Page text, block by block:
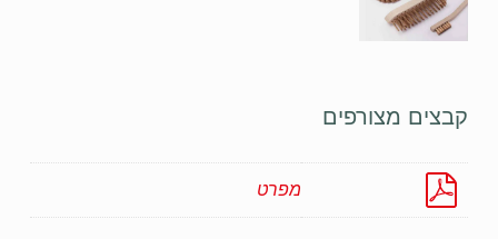
קבצים מצורפים
מפרט